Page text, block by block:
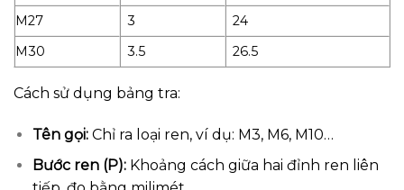
M27
3
24
M30
3.5 26.5
Cách sử dụng bảng tra:
Tên gọi:Chỉ ra loại ren, ví dụ: M3, M6, M10…
Bước ren (P):Khoảng cách giữa hai đỉnh ren liên